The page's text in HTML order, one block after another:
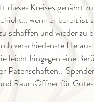
Kreises genährt
wenn er bereit
schaffen und wieder zu
verschiedenste
leicht hingegen eine
Patenschaften...
RaumÖffner für